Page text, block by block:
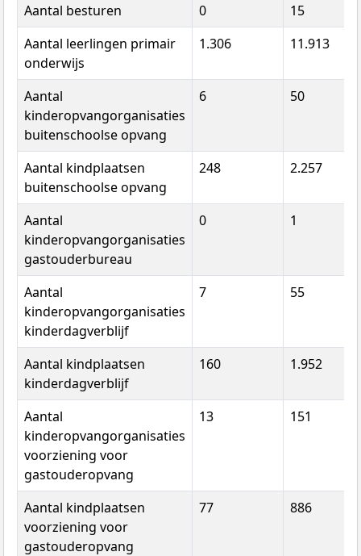
Aantal besturen 0
15
Aantal leerlingen primair
onderwijs
1.306 11.913
Aantal
kinderopvangorganisaties
buitenschoolse opvang
6 50
Aantal kindplaatsen
buitenschoolse opvang
248 2.257
Aantal
kinderopvangorganisaties
gastouderbureau
0 1
Aantal
kinderopvangorganisaties
kinderdagverblijf
7 55
Aantal kindplaatsen
kinderdagverblijf
160 1.952
Aantal
kinderopvangorganisaties
voorziening voor
gastouderopvang
13 151
Aantal kindplaatsen
voorziening voor
gastouderopvang
77 886